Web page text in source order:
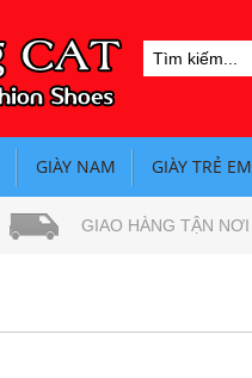
GIÀY NAM GIÀY TRẺ EM
GIAO HÀNG TẬN NƠI